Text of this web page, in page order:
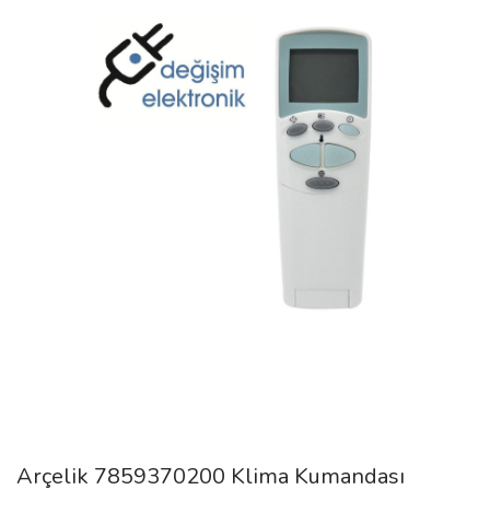
Arçelik 7859370200 Klima Kumandası